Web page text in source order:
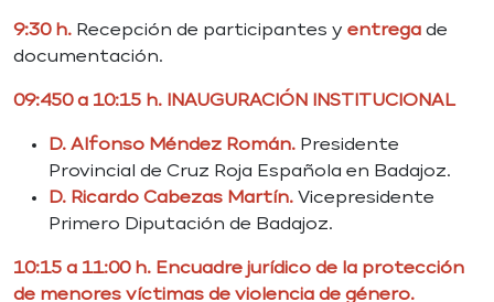
9:30 h. Recepción de participantes y entrega de
documentación.
09:450 a 10:15 h. INAUGURACIÓN INSTITUCIONAL
D. Alfonso Méndez Román. Presidente
Provincial de Cruz Roja Española en Badajoz.
D. Ricardo Cabezas Martín. Vicepresidente
Primero Diputación de Badajoz.
10:15 a 11:00 h. Encuadre jurídico de la protección
de menores víctimas de violencia de género.